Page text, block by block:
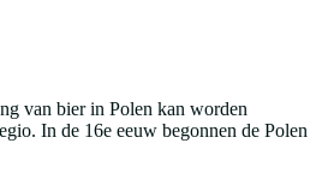
van bier in Polen kan worden
In de 16e eeuw begonnen de Polen